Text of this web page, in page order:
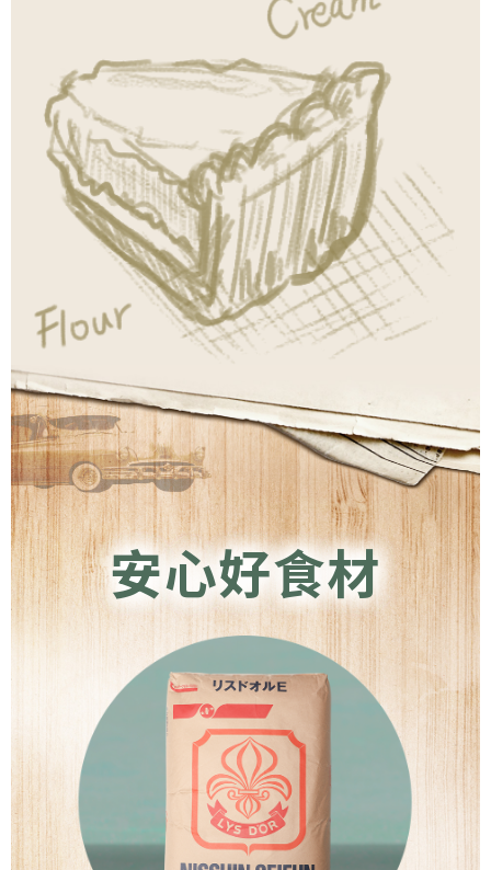
安心好食材